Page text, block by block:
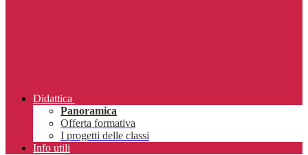
Didattica
Panoramica
Offerta formativa
I progetti delle classi
Info utili